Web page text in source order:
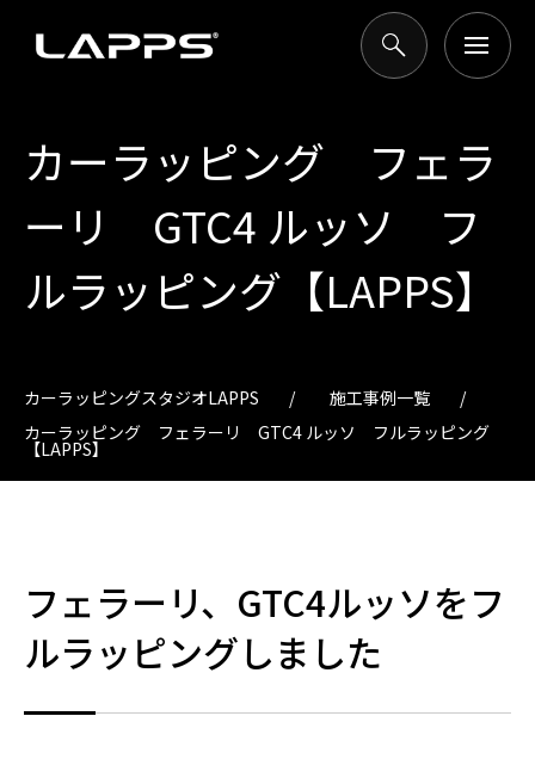
カーラッピング フェラ
ーリ GTC4 ルッソ フ
ルラッピング【LAPPS】
カーラッピングスタジオLAPPS
施工事例一覧
カーラッピング フェラーリ GTC4 ルッソ フルラッピング
【LAPPS】
フェラーリ、GTC4ルッソをフ
ルラッピングしました